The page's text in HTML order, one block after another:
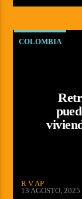
COLOMBIA
R V AP
13 AGOSTO, 2025